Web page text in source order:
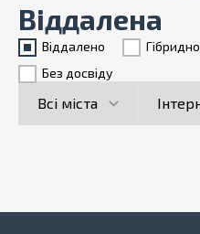
Віддалена
Віддалено
Гiбридно
Без досвіду